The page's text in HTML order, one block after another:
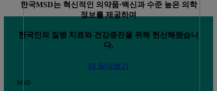
한국MSD는 혁신적인 의약품·백신과 수준 높은 의학
정보를 제공하며
한국인의 질병 치료와 건강증진을 위해 헌신해왔습니
다.
더 알아보기
MSD